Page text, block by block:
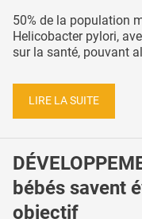
50% de la population
Helicobacter pylori,
sur la santé, pouvant
LIRE LA SUITE
bébés savent
objectif